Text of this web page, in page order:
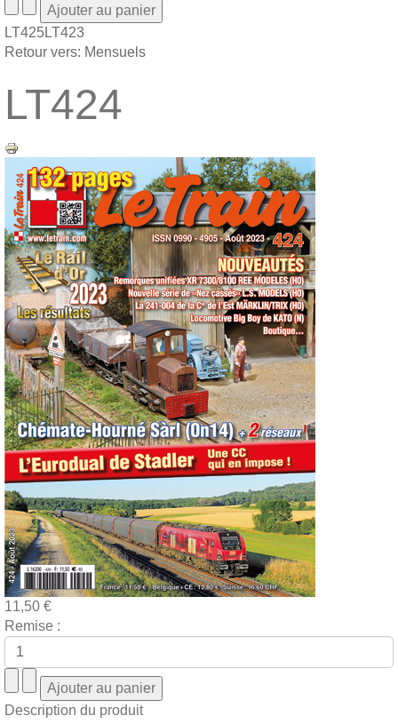
LT425LT423
Retour vers: Mensuels
LT424
11,50 €
Remise :
Description du produit